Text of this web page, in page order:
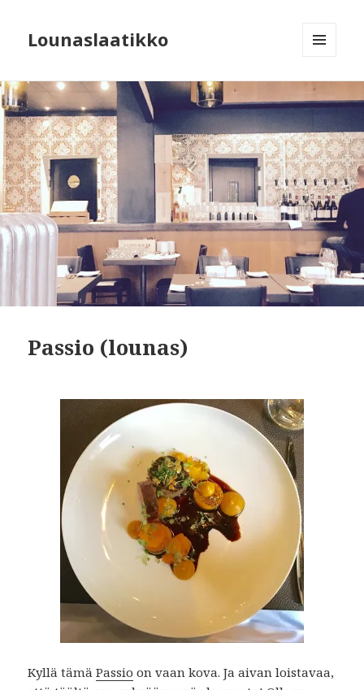
Lounaslaatikko
WIDGETS
Passio (lounas)
Kyllä tämäPassio on vaan kova. Ja aivan loistavaa,